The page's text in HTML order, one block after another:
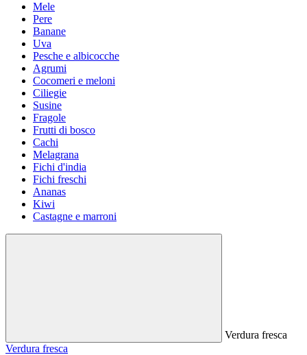
Mele
Pere
Banane
Uva
Pesche e albicocche
Agrumi
Cocomeri e meloni
Ciliegie
Susine
Fragole
Frutti di bosco
Cachi
Melagrana
Fichi d'india
Fichi freschi
Ananas
Kiwi
Castagne e marroni
Verdura fresca
Verdura fresca